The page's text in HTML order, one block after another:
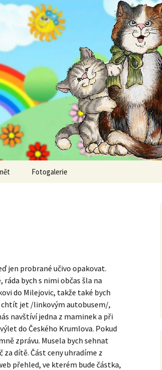
Fotogalerie
jen probrané učivo opakovat.
bych s nimi občas šla na
do Milejovic, takže také bych
chtít jet /linkovým autobusem/,
navštíví jedna z maminek a při
do Českého Krumlova. Pokud
zprávu. Musela bych sehnat
za dítě. Část ceny uhradíme z
přehled, ve kterém bude částka,